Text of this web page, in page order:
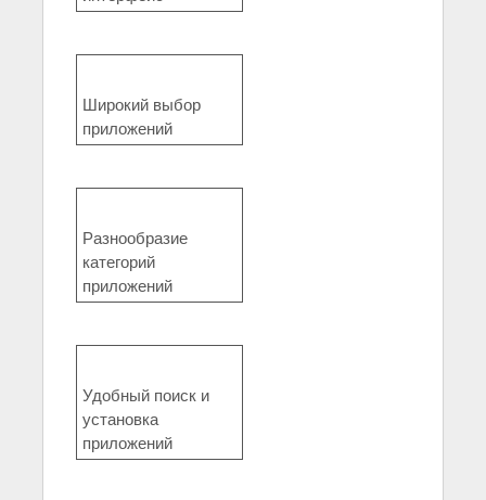
Широкий выбор
приложений
Разнообразие
категорий
приложений
Удобный поиск и
установка
приложений